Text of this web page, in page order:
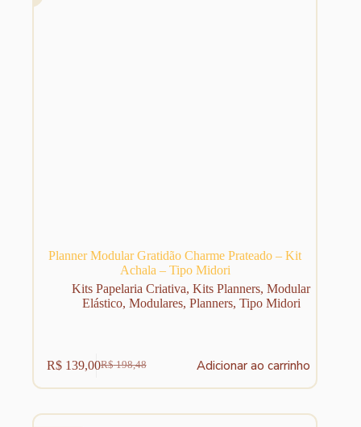
Planner Modular Gratidão Charme Prateado – Kit
Achala – Tipo Midori
Kits Papelaria Criativa,Kits Planners,Modular
Elástico, Modulares, Planners, Tipo Midori
R$198,48
O
preço
era:
R$139,00O
preço
é:
Adicionar ao carrinho